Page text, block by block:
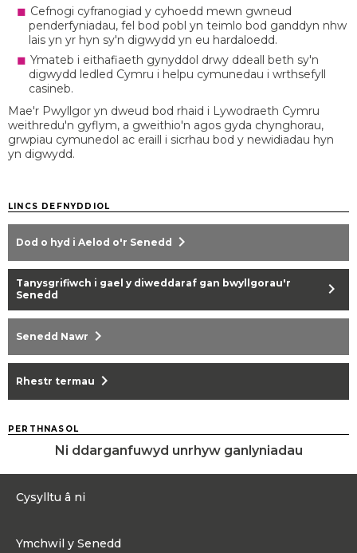
Cefnogi cyfranogiad y cyhoedd mewn gwneud
penderfyniadau, fel bod pobl yn teimlo bod ganddyn nhw
lais yn yr hyn sy'n digwydd yn eu hardaloedd.
Ymateb i eithafiaeth gynyddol drwy ddeall beth sy'n
digwydd ledled Cymru i helpu cymunedau i wrthsefyll
casineb.
Mae'r Pwyllgor yn dweud bod rhaid i Lywodraeth Cymru
weithredu'n gyflym, a gweithio'n agos gyda chynghorau,
grwpiau cymunedol ac eraill i sicrhau bod y newidiadau hyn
yn digwydd.
LINCS DEFNYDDIOL
Dod o hyd i Aelod o'r Senedd chevron_right
Tanysgrifiwch i gael y diweddaraf gan bwyllgorau'r
Senedd
chevron_right
Senedd Nawr chevron_right
Rhestr termau chevron_right
PERTHNASOL
Ni ddarganfuwyd unrhyw ganlyniadau
Cysylltu â ni
Ymchwil y Senedd